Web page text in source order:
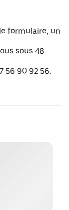
formulaire, un
sous 48
56 90 92 56.